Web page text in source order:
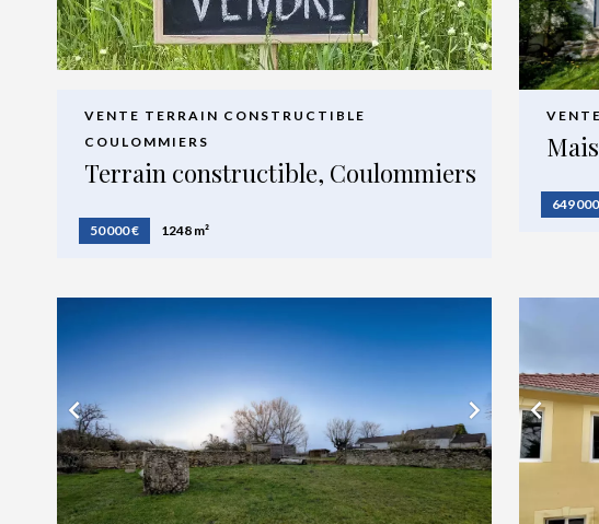
VENTE TERRAIN CONSTRUCTIBLE
COULOMMIERS
Terrain constructible, Coulommiers
50 000 € 1248 m²
649